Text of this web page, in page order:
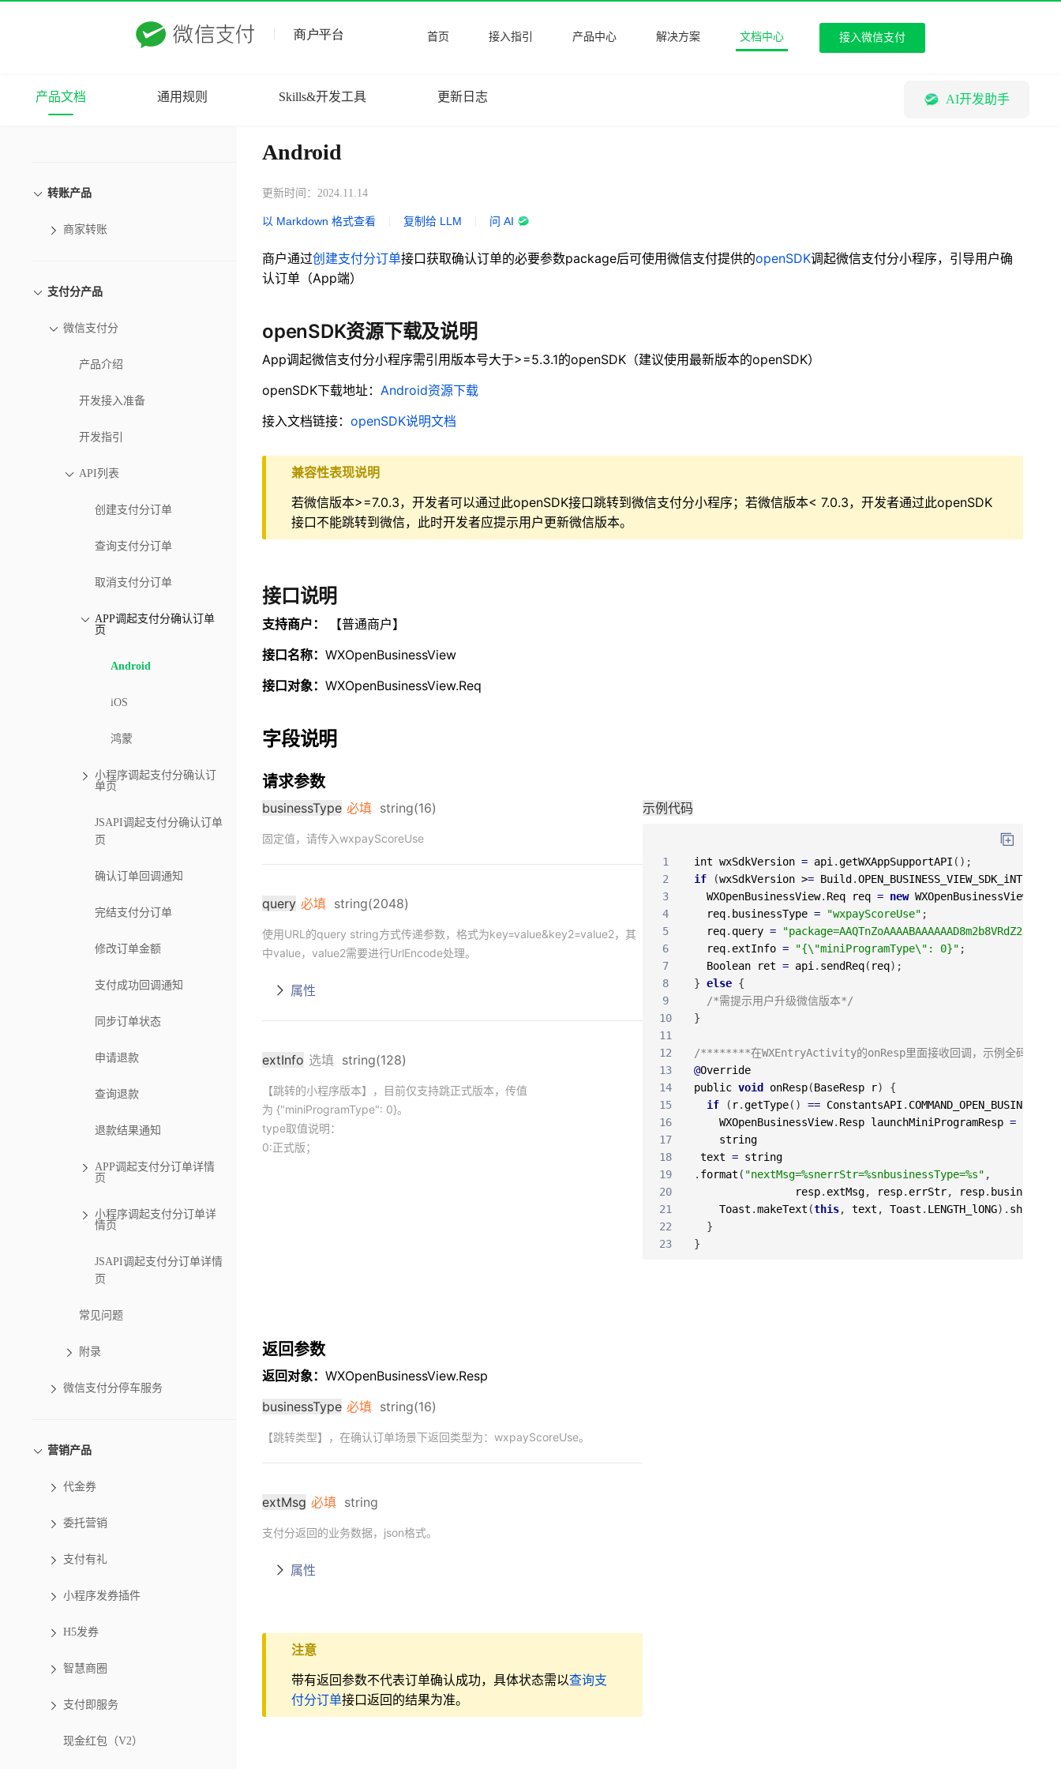
首页 接入指引 产品中心 解决方案 文档中心 接入微信支付
产品文档 通用规则 Skills&开发工具 更新日志 AI开发助手
下载账单
转账产品
商家转账
支付分产品
微信支付分
产品介绍
开发接入准备
开发指引
API列表
创建支付分订单
查询支付分订单
取消支付分订单
APP调起支付分确认订单
页
Android
iOS
鸿蒙
小程序调起支付分确认订
单页
JSAPI调起支付分确认订单
页
确认订单回调通知
完结支付分订单
修改订单金额
支付成功回调通知
同步订单状态
申请退款
查询退款
退款结果通知
APP调起支付分订单详情
页
小程序调起支付分订单详
情页
JSAPI调起支付分订单详情
页
常见问题
附录
微信支付分停车服务
营销产品
代金券
委托营销
支付有礼
小程序发券插件
H5发券
智慧商圈
支付即服务
现金红包（V2）
Android
更新时间：2024.11.14
以 Markdown 格式查看 复制给 LLM 问 AI
商户通过创建支付分订单接口获取确认订单的必要参数package后可使用微信支付提供的openSDK调起微信支付分小程序，引导用户确
认订单（App端）
openSDK资源下载及说明
App调起微信支付分小程序需引用版本号大于>=5.3.1的openSDK（建议使用最新版本的openSDK）
openSDK下载地址： Android资源下载
接入文档链接： openSDK说明文档
兼容性表现说明
若微信版本>=7.0.3，开发者可以通过此openSDK接口跳转到微信支付分小程序；若微信版本< 7.0.3，开发者通过此openSDK
接口不能跳转到微信，此时开发者应提示用户更新微信版本。
接口说明
支持商户：
【普通商户】
接口名称： WXOpenBusinessView
接口对象： WXOpenBusinessView.Req
字段说明
请求参数
businessType 必填 string(16)
固定值，请传入wxpayScoreUse
query 必填 string(2048)
使用URL的query string方式传递参数，格式为key=value&key2=value2，其
中value，value2需要进行UrlEncode处理。
属性
extInfo 选填 string(128)
【跳转的小程序版本】，目前仅支持跳正式版本，传值
为 {"miniProgramType": 0}。
type取值说明：
0:正式版；
示例代码
1 int wxSdkVersion = api .getWXAppSupportAPI ( ) ;
2
if (wxSdkVersion >= Build .OPEN_BUSINESS_VIEW_SDK_iNT)
3
WXOpenBusinessView. Req req = new WXOpenBusinessView
4
req. businessType = "wxpayScoreUse" ;
5
req. query =
6
req. extInfo = "{\"miniProgramType\": 0}" ;
7
Boolean ret = api . sendReq( req) ;
8
} else {
9
/*需提示用户升级微信版本*/
10
}
11
12
/********在WXEntryActivity的onResp里面接收回调，示例全码
13
@Override
14
public void onResp(BaseResp r)
{
15
if ( r.getType( ) == ConstantsAPI .
16
WXOpenBusinessView. Resp launchMiniProgramResp =
17
string
18
text = string
19
. format ( "nextMsg=%snerrStr=%snbusinessType=%s" ,
20
resp. extMsg, resp. errStr, resp.
21
Toast .makeText (this, text , Toast . LENGTH_lONG) . show
22
}
23
}
返回参数
返回对象： WXOpenBusinessView.Resp
businessType 必填 string(16)
【跳转类型】，在确认订单场景下返回类型为：wxpayScoreUse。
extMsg 必填 string
支付分返回的业务数据，json格式。
属性
注意
带有返回参数不代表订单确认成功，具体状态需以查询支
付分订单接口返回的结果为准。